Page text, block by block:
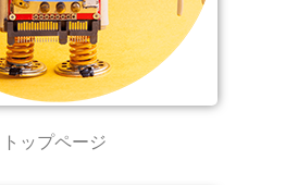
トップページ